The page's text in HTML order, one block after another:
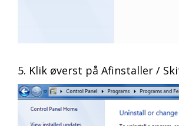
5. Klik øverst på Afinstaller /